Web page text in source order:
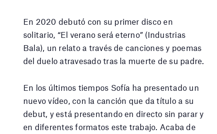
En 2020 debutó con su primer disco en
solitario, “El verano será eterno” (Industrias
Bala), un relato a través de canciones y poemas
del duelo atravesado tras la muerte de su padre.
En los últimos tiempos Sofía ha presentado un
nuevo vídeo, con la canción que da título a su
debut, y está presentando en directo sin parar y
en diferentes formatos este trabajo. Acaba de